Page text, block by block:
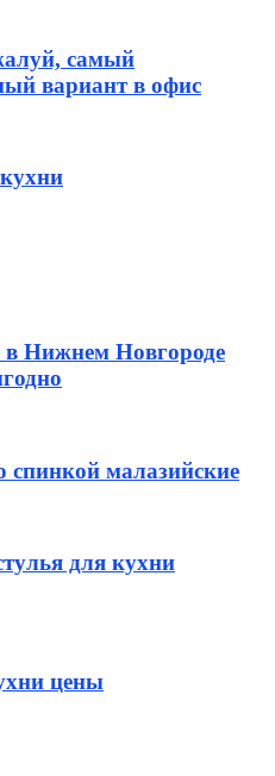
самый
вариант в офис
в Нижнем Новгороде
спинкой малазийские
для кухни
цены